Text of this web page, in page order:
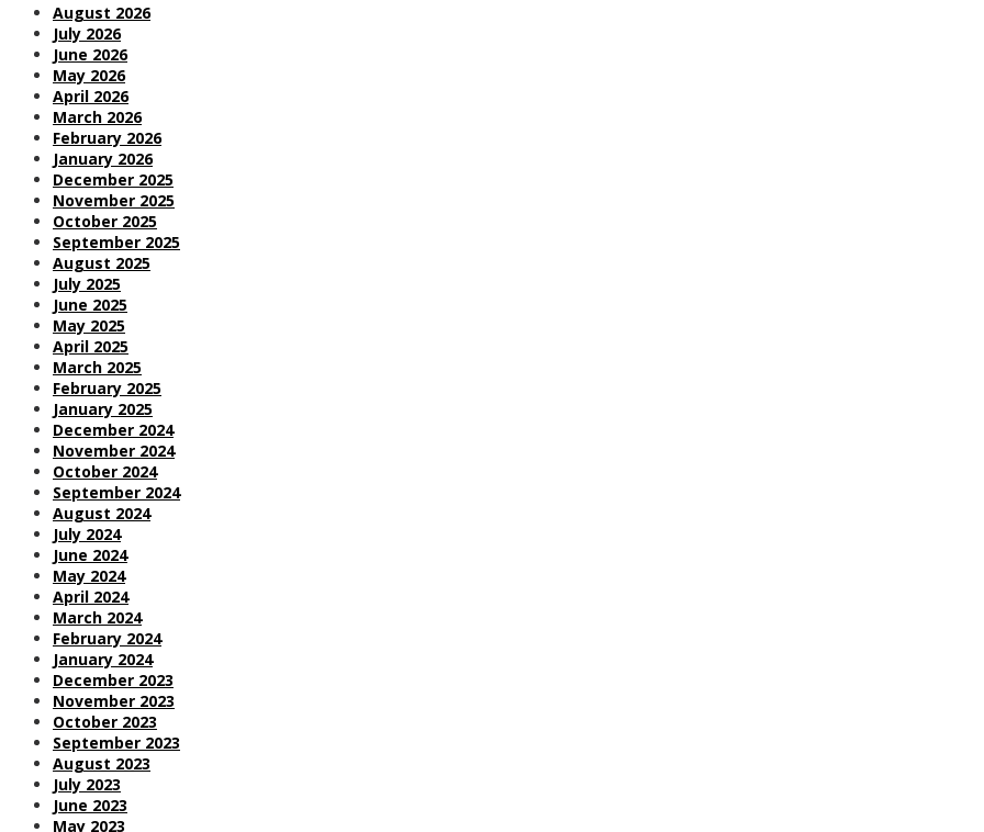
August 2026
July 2026
June 2026
May 2026
April 2026
March 2026
February 2026
January 2026
December 2025
November 2025
October 2025
September 2025
August 2025
July 2025
June 2025
May 2025
April 2025
March 2025
February 2025
January 2025
December 2024
November 2024
October 2024
September 2024
August 2024
July 2024
June 2024
May 2024
April 2024
March 2024
February 2024
January 2024
December 2023
November 2023
October 2023
September 2023
August 2023
July 2023
June 2023
May 2023